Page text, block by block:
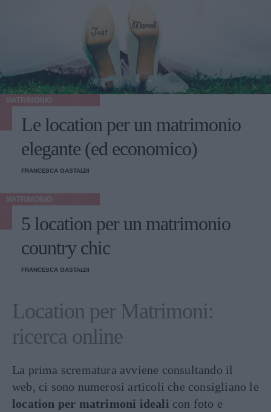
MATRIMONIO
Le location per un matrimonio
elegante (ed economico)
FRANCESCA GASTALDI
MATRIMONIO
5 location per un matrimonio
country chic
FRANCESCA GASTALDI
Location per Matrimoni:
ricerca online
La prima scrematura avviene consultando il
web, ci sono numerosi articoli che consigliano le
location per matrimoni ideali con foto e